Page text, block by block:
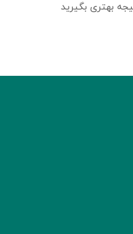
بهتری بگیرید